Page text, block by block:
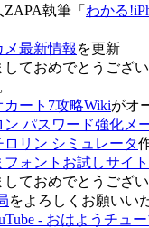
執筆「 わかる
メ最新情報 を更新
ておめでとうござ
カート7攻略Wikiがオ
ン パスワード強化メ
ロリン シミュレータ
フォントお試しサイト
ておめでとうござ
をよろしくお願いい
- おはようチュ